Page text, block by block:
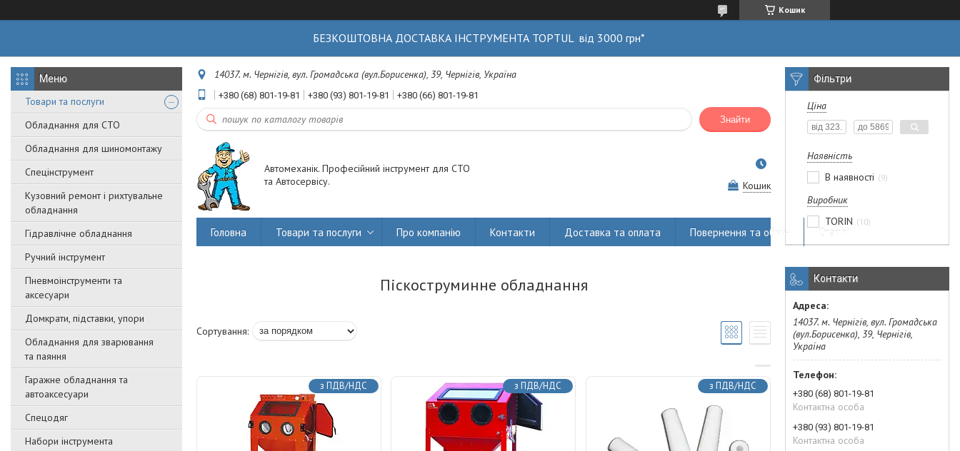
Кошик
БЕЗКОШТОВНА ДОСТАВКА ІНСТРУМЕНТА TOPTUL від 3000 грн*
Товари та послуги
Обладнання для СТО
Обладнання для шиномонтажу
Спецінструмент
Кузовний ремонт і рихтувальне
обладнання
Гідравлічне обладнання
Ручний інструмент
Пневмоінструменти та
аксесуари
Домкрати, підставки, упори
Обладнання для зварювання
та паяння
Гаражне обладнання та
автоаксесуари
Спецодяг
Набори інструмента
14037. м. Чернігів, вул. Громадська (вул.Борисенка), 39, Чернігів, Україна
+380 (68) 801-19-81 +380 (93) 801-19-81 +380 (66) 801-19-81
Знайти
Автомеханік. Професійний інструмент для СТО
та Автосервісу.
Кошик
Головна Товари та послуги Про компанію Контакти Доставка та оплата Повернення та обмін Статті
Піскоструминне обладнання
з ПДВ/НДС з ПДВ/НДС з ПДВ/НДС
Фільтри
Ціна
Наявність
В наявності
9
Виробник
TORIN
10
Контакти
14037. м. Чернігів, вул. Громадська
(вул.Борисенка), 39, Чернігів,
Україна
+380 (68) 801-19-81
Контактна особа
+380 (93) 801-19-81
Контактна особа